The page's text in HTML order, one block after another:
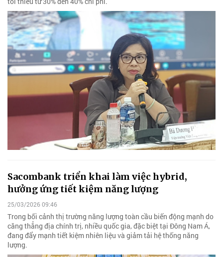
Sacombank triển khai làm việc hybrid,
hưởng ứng tiết kiệm năng lượng
25/03/2026 09:46
Trong bối cảnh thị trường năng lượng toàn cầu biến động mạnh do
căng thẳng địa chính trị, nhiều quốc gia, đặc biệt tại Đông Nam Á,
đang đẩy mạnh tiết kiệm nhiên liệu và giảm tải hệ thống năng
lượng.